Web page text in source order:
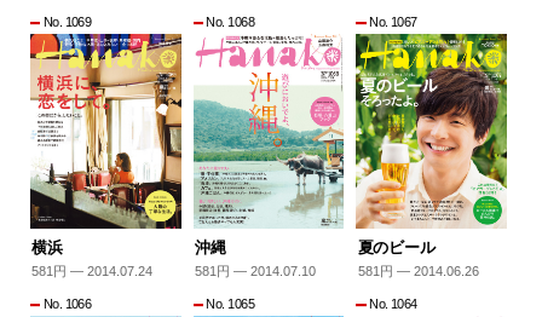
No. 1069
横浜
581円 — 2014.07.24
No. 1068
沖縄
581円 — 2014.07.10
No. 1067
夏のビール
581円 — 2014.06.26
No. 1066 No. 1065 No. 1064